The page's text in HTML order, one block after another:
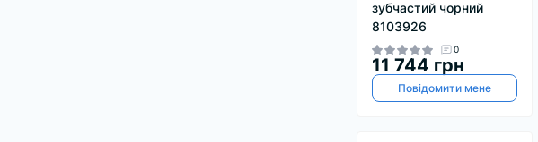
зубчастий чорний
8103926
0
11 744 грн
Повідомити мене